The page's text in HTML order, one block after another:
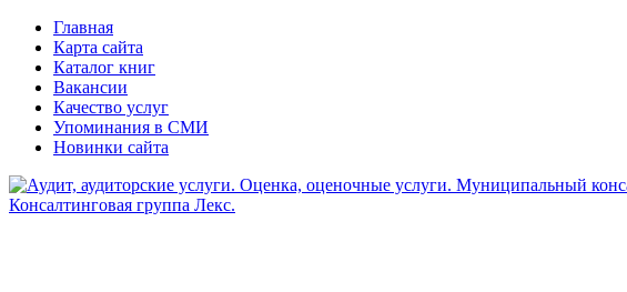
Главная
Карта сайта
Каталог книг
Вакансии
Качество услуг
Упоминания в СМИ
Новинки сайта